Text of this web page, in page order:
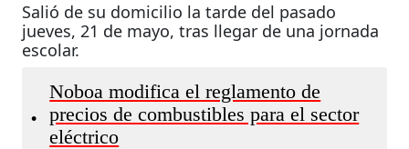
Salió de su domicilio la tarde del pasado
jueves, 21 de mayo, tras llegar de una jornada
escolar.
•
Noboa modifica el reglamento de
precios de combustibles para el sector
eléctrico